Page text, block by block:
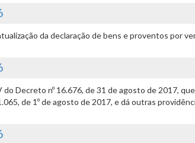
da declaração de bens e proventos por
Decreto nº 16.676, de 31 de agosto de 2017,
de 1º de agosto de 2017, e dá outras